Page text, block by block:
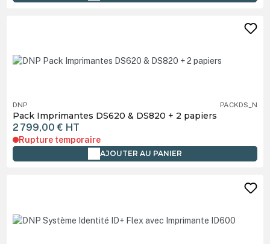
DNP PACKDS_N
Pack Imprimantes DS620 & DS820 + 2 papiers
2 799,00 € HT
Rupture temporaire
AJOUTER AU PANIER